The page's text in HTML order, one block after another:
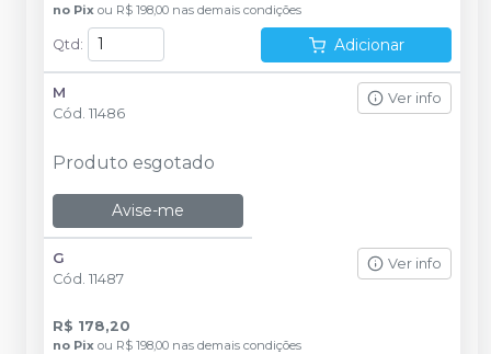
no Pix ou R$ 198,00 nas demais condições
Qtd : Adicionar
M
Cód. 11486
Ver info
Produto esgotado
Avise-me
G
Cód. 11487
Ver info
R$ 178,20
no Pix ou R$ 198,00 nas demais condições